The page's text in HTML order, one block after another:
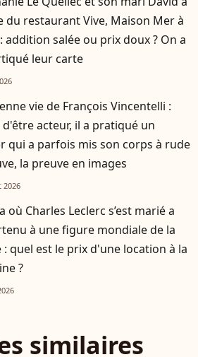
du restaurant Vive, Maison Mer à
addition salée ou prix doux ? On a
leur carte
vie de François Vincentelli :
acteur, il a pratiqué un
qui a parfois mis son corps à rude
la preuve en images
2026
où Charles Leclerc s’est marié a
à une figure mondiale de la
: quel est le prix d'une location à la
?
similaires